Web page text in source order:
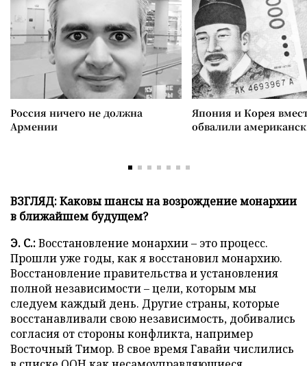
Россия ничего не должна
Армении
Япония и Корея
обвалили
ВЗГЛЯД: Каковы шансы на возрождение монархии
в ближайшем будущем?
Э. С.:Восстановление монархии – это процесс.
Прошли уже годы, как я восстановил монархию.
Восстановление правительства и установления
полной независимости – цели, которым мы
следуем каждый день. Другие страны, которые
восстанавливали свою независимость, добивались
согласия от стороны конфликта, например
Восточный Тимор. В свое время Гавайи числились